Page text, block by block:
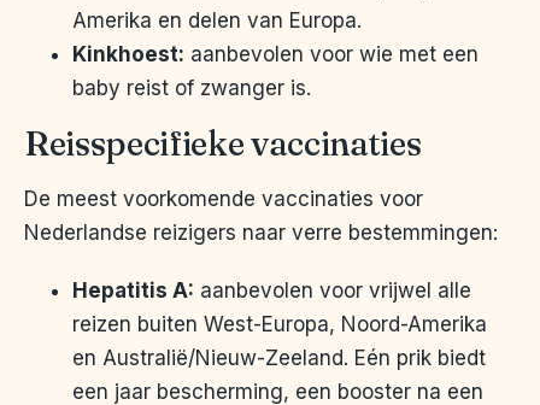
Amerika en delen van Europa.
Kinkhoest: aanbevolen voor wie met een
baby reist of zwanger is.
Reisspecifieke vaccinaties
De meest voorkomende vaccinaties voor
Nederlandse reizigers naar verre bestemmingen:
Hepatitis A: aanbevolen voor vrijwel alle
reizen buiten West-Europa, Noord-Amerika
en Australië/Nieuw-Zeeland. Eén prik biedt
een jaar bescherming, een booster na een